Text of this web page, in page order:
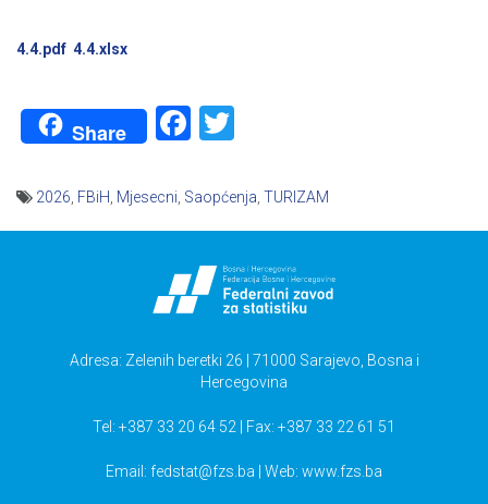
4.4.pdf 4.4.xlsx
Share Facebook
2026 FBiH Mjesecni Saopćenja TURIZAM
Adresa: Zelenih beretki 26 | 71000 Sarajevo, Bosna i
Hercegovina
Tel: +387 33 20 64 52 | Fax: +387 33 22 61 51
Email: fedstat@fzs.ba | Web: www.fzs.ba